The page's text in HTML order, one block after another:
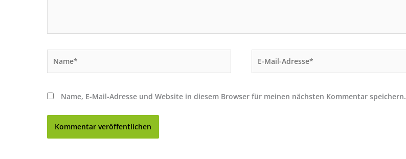
Mail-
Name, E-Mail-Adresse und Website in diesem Browser für meinen nächsten Kommentar speichern.